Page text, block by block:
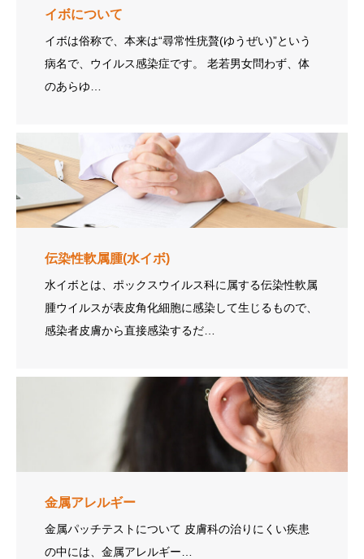
イボについて
イボは俗称で、本来は“尋常性疣贅(ゆうぜい)”という
病名で、ウイルス感染症です。 老若男女問わず、体
のあらゆ…
伝染性軟属腫(水イボ)
水イボとは、ポックスウイルス科に属する伝染性軟属
腫ウイルスが表皮角化細胞に感染して生じるもので、
感染者皮膚から直接感染するだ…
金属アレルギー
金属パッチテストについて 皮膚科の治りにくい疾患
の中には、金属アレルギー…